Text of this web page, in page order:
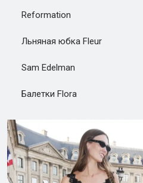
Reformation
Льняная юбка Fleur
Sam Edelman
Балетки Flora